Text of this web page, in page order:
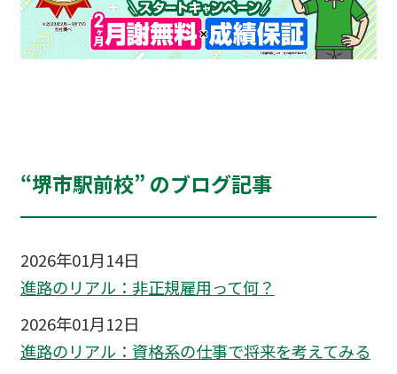
“堺市駅前校” のブログ記事
2026年01月14日
進路のリアル：非正規雇用って何？
2026年01月12日
進路のリアル：資格系の仕事で将来を考えてみる